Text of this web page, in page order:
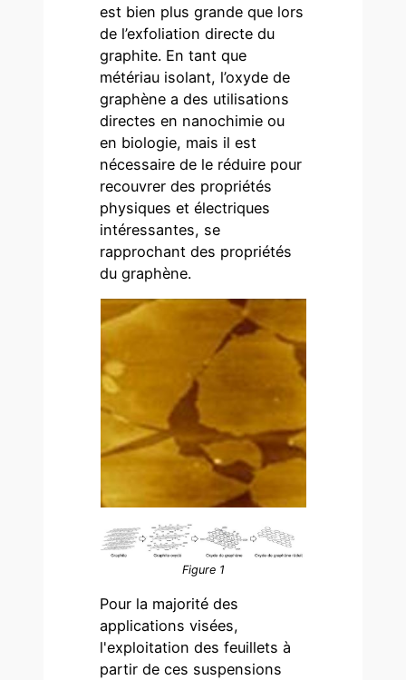
est bien plus grande que lors
de l’exfoliation directe du
graphite. En tant que
métériau isolant, l’oxyde de
graphène a des utilisations
directes en nanochimie ou
en biologie, mais il est
nécessaire de le réduire pour
recouvrer des propriétés
physiques et électriques
intéressantes, se
rapprochant des propriétés
du graphène.
Figure 1
Pour la majorité des
applications visées,
l'exploitation des feuillets à
partir de ces suspensions